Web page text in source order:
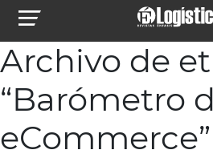
Archivo de
“Barómetro
eCommerce”